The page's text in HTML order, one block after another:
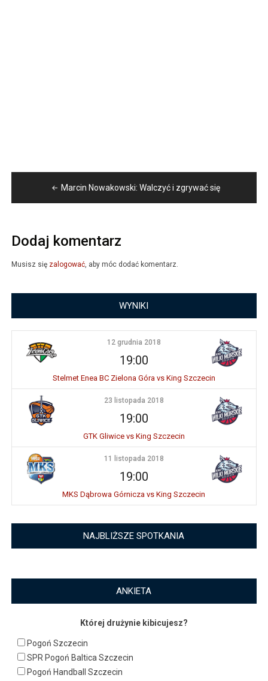
Nawigacja
wpisu
Marcin Nowakowski: Walczyć i zgrywać się
Dodaj komentarz
Musisz się zalogować, aby móc dodać komentarz.
WYNIKI
12 grudnia 2018
19:00
Stelmet Enea BC Zielona Góra vs King Szczecin
23 listopada 2018
19:00
GTK Gliwice vs King Szczecin
11 listopada 2018
19:00
MKS Dąbrowa Górnicza vs King Szczecin
NAJBLIŻSZE SPOTKANIA
ANKIETA
Której drużynie kibicujesz?
Pogoń Szczecin
SPR Pogoń Baltica Szczecin
Pogoń Handball Szczecin